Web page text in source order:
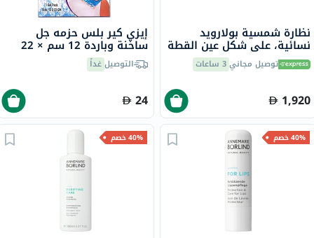
نظارة شمسية بولارويد
نسائية، على شكل عين القطة
PLD 4080/S - عنابيتوصيل مجاني3 ساعات
1,920
إيزي كير بلس حزمه جل
ساخنة وباردة 12 سم × 22
سم 17233التوصيلغداً
24
40% خصم 40% خصم